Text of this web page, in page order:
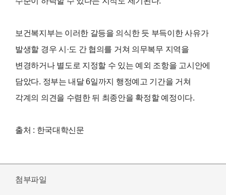
보건복지부는 이러한 갈등을 의식한 듯 부득이한 사유가
발생할 경우 시·도 간 협의를 거쳐 의무복무 지역을
변경하거나 별도로 지정할 수 있는 예외 조항을 고시안에
담았다. 정부는 내달 6일까지 행정예고 기간을 거쳐
각계의 의견을 수렴한 뒤 최종안을 확정할 예정이다.
출처 : 한국대학신문
첨부파일